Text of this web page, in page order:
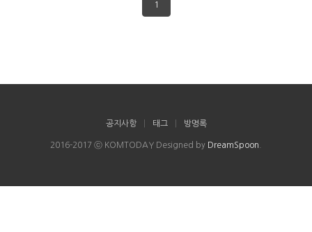
1
공지사항 태그 방명록
2016-2017 ⓒ KOMTODAY Designed by DreamSpoon